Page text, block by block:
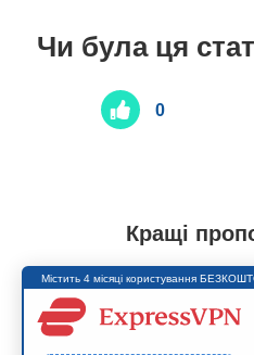
Чи була ця
0
Кращі
Містить 4 місяці користування